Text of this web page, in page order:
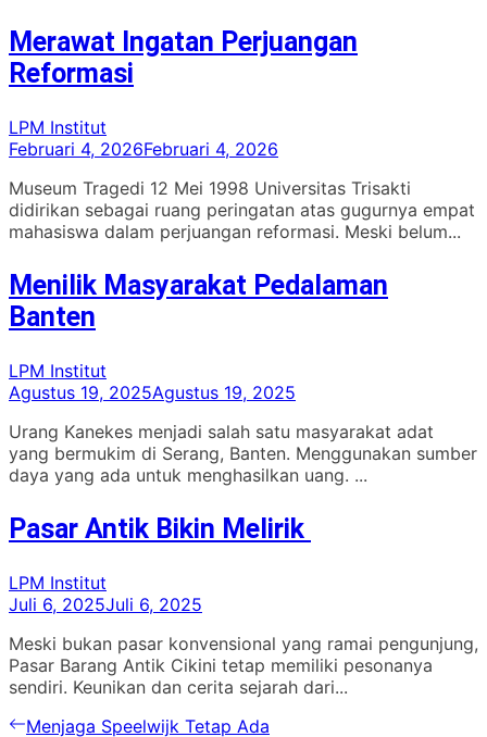
Merawat Ingatan Perjuangan
Reformasi
LPM Institut
Februari 4, 2026Februari 4, 2026
Museum Tragedi 12 Mei 1998 Universitas Trisakti
didirikan sebagai ruang peringatan atas gugurnya empat
mahasiswa dalam perjuangan reformasi. Meski belum...
Menilik Masyarakat Pedalaman
Banten
LPM Institut
Agustus 19, 2025Agustus 19, 2025
Urang Kanekes menjadi salah satu masyarakat adat
yang bermukim di Serang, Banten. Menggunakan sumber
daya yang ada untuk menghasilkan uang. ...
Pasar Antik Bikin Melirik
LPM Institut
Juli 6, 2025Juli 6, 2025
Meski bukan pasar konvensional yang ramai pengunjung,
Pasar Barang Antik Cikini tetap memiliki pesonanya
sendiri. Keunikan dan cerita sejarah dari...
Navigasi
Previous
Menjaga Speelwijk Tetap Ada